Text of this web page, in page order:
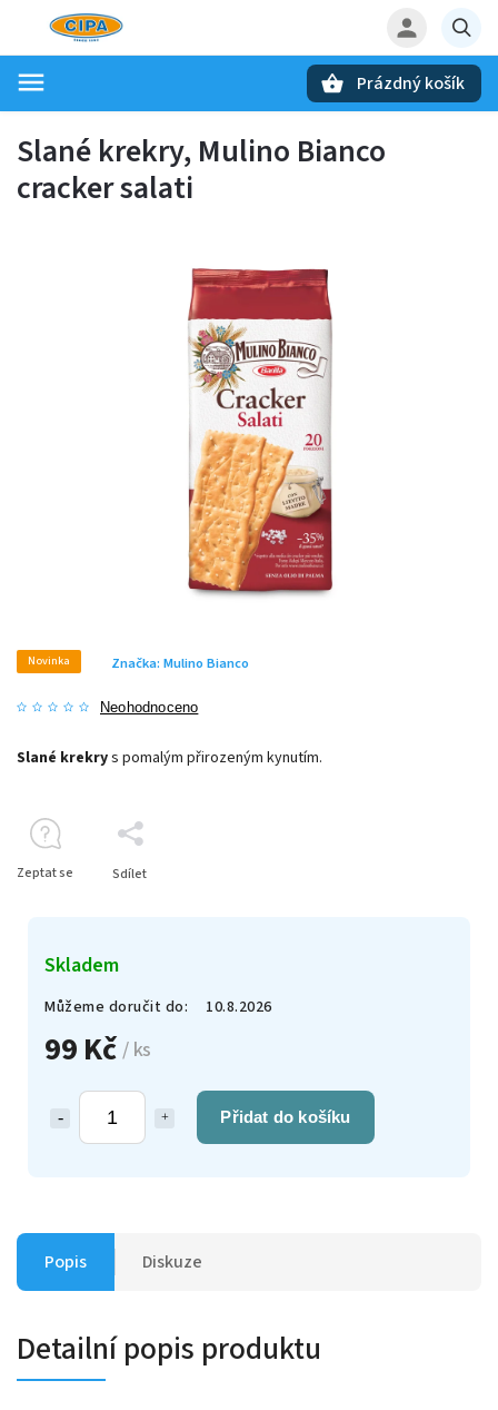
Prázdný košík
Slané krekry, Mulino Bianco
cracker salati
Novinka
Neohodnoceno
Značka: Mulino Bianco
99 Kč/ ks
Přidat do košíku
Skladem
Můžeme doručit do: 10.8.2026
Slané krekrys pomalým přirozeným kynutím.
Zeptat se Sdílet
Popis Diskuze
Detailní popis produktu